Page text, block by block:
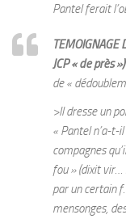
Pantel ferait
JCP « de près »)
de «
>Il dresse un
« Pantel n’a-t-
compagnes
fou » (dixit vir…
par un certain
mensonges,